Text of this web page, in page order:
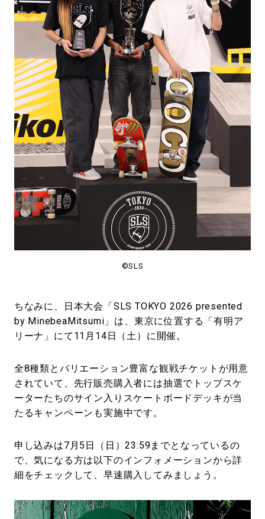
©SLS
ちなみに、日本大会「SLS TOKYO 2026 presented
by MinebeaMitsumi」は、東京に位置する「有明ア
リーナ」にて11月14日（土）に開催。
全8種類とバリエーション豊富な観戦チケットが用意
されていて、先行販売購入者には抽選でトップスケ
ーターたちのサイン入りスケートボードデッキが当
たるキャンペーンも実施中です。
申し込みは7月5日（日）23:59までとなっているの
で、気になる方は以下のインフォメーションから詳
細をチェックして、早速購入してみましょう。